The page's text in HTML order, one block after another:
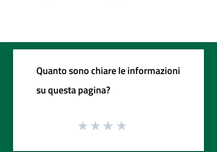
Quanto sono chiare le informazioni
su questa pagina?